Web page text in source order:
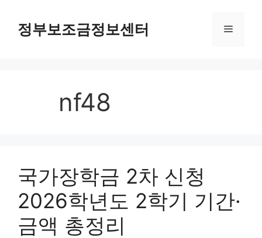
건너뛰기정부보조금정보센터 메뉴
nf48
국가장학금 2차 신청
2026학년도 2학기 기간·
금액 총정리